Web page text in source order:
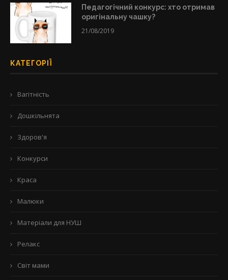
Педагогічний конкурс: хто отримав
оригінальну чашку?
21/08/2019
КАТЕГОРІЇ
Вагітність
Дошкільнята
Здоров'я
Конкурси
Краса
Малюки
Матеріали для НУШ
Релакс
Світ мами